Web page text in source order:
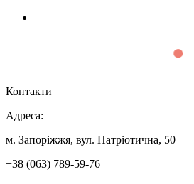
Контакти
Адреса:
м. Запоріжжя, вул. Патріотична, 50
+38 (063) 789-59-76